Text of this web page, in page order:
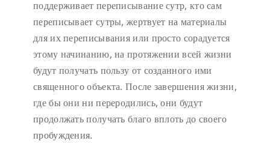
поддерживает переписывание сутр, кто сам
переписывает сутры, жертвует на материалы
для их переписывания или просто сорадуется
этому начинанию, на протяжении всей жизни
будут получать пользу от созданного ими
священного объекта. После завершения жизни,
где бы они ни переродились, они будут
продолжать получать благо вплоть до своего
пробуждения.